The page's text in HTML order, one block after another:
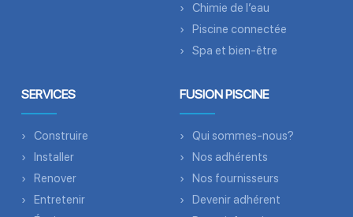
Chimie de l’eau
Piscine connectée
Spa et bien-être
SERVICES
Construire
Installer
Renover
Entretenir
FUSION PISCINE
Qui sommes-nous?
Nos adhérents
Nos fournisseurs
Devenir adhérent